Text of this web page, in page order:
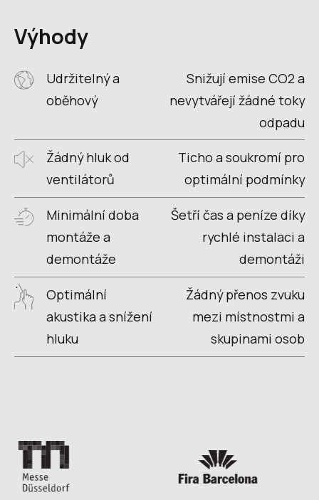
Výhody
Udržitelný a
oběhový
Snižují emise CO2 a
nevytvářejí žádné toky
odpadu
Žádný hluk od
ventilátorů
Ticho a soukromí pro
optimální podmínky
Minimální doba
montáže a
demontáže
Šetří čas a peníze díky
rychlé instalaci a
demontáži
Optimální
akustika a snížení
hluku
Žádný přenos zvuku
mezi místnostmi a
skupinami osob